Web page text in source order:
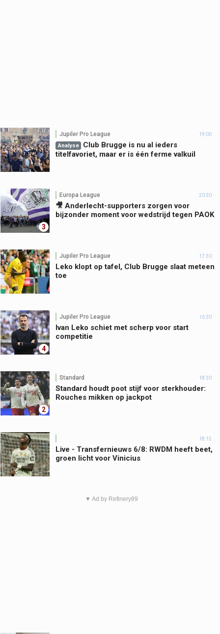
Jupiler Pro League 19:00
Analyse
Club Brugge is nu al ieders
titelfavoriet, maar er is één ferme valkuil
3
Europa League 20:30
🎥 Anderlecht-supporters zorgen voor
bijzonder moment voor wedstrijd tegen PAOK
Jupiler Pro League 17:30
Leko klopt op tafel, Club Brugge slaat meteen
toe
4
Jupiler Pro League 16:30
Ivan Leko schiet met scherp voor start
competitie
2
Standard 18:30
Standard houdt poot stijf voor sterkhouder:
Rouches mikken op jackpot
18:15
Live - Transfernieuws 6/8: RWDM heeft beet,
groen licht voor Vinicius
▼ Ad by Refinery89